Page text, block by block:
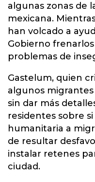
algunas zonas de
mexicana.
han volcado a
Gobierno
problemas de
Gastelum, quien
algunos
sin dar más
residentes sobre
humanitaria a
de resultar
instalar retenes
ciudad.